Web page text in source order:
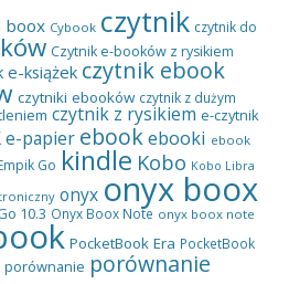
boox Cybook czytnik czytnik do
Czytnik e-booków z rysikiem
e-książek czytnik ebook
czytniki ebooków czytnik z dużym
czytnik z rysikiem e-czytnik
e-papier ebookebooki ebook
Go kindle Kobo Kobo Libra
onyx onyx boox
10.3 Onyx Boox Note onyx boox note
PocketBook Era PocketBook
porównanie porównanie